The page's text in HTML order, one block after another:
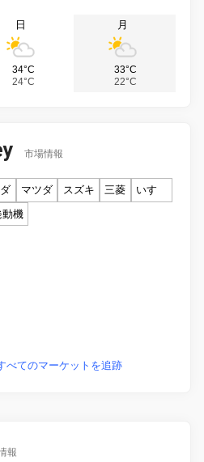
日
34°C
24°C
月
33°C
22°C
市場情報
マツダ スズキ 三菱
いすゞ
動機
べてのマーケットを追跡
報